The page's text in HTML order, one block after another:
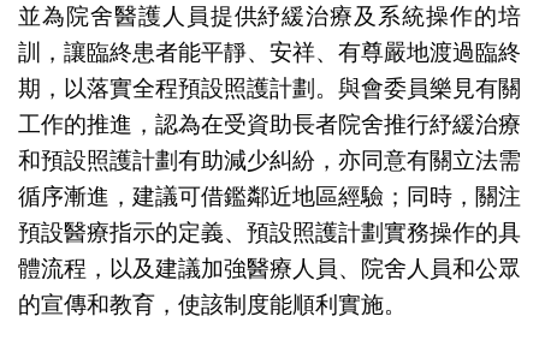
並為院舍醫護人員提供紓緩治療及系統操作的培
訓，讓臨終患者能平靜、安祥、有尊嚴地渡過臨終
期，以落實全程預設照護計劃。與會委員樂見有關
工作的推進，認為在受資助長者院舍推行紓緩治療
和預設照護計劃有助減少糾紛，亦同意有關立法需
循序漸進，建議可借鑑鄰近地區經驗；同時，關注
預設醫療指示的定義、預設照護計劃實務操作的具
體流程，以及建議加強醫療人員、院舍人員和公眾
的宣傳和教育，使該制度能順利實施。